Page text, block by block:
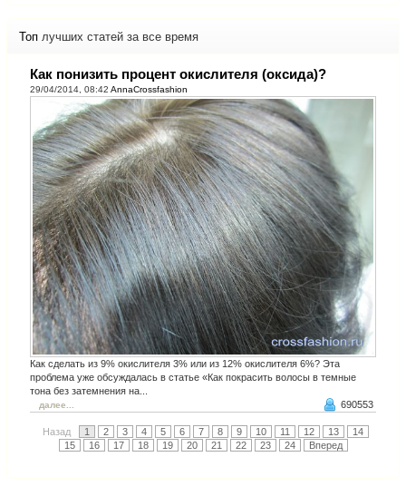
Топ лучших статей за все время
Как понизить процент окислителя (оксида)?
29/04/2014, 08:42 AnnaCrossfashion
Как сделать из 9% окислителя 3% или из 12% окислителя 6%? Эта
проблема уже обсуждалась в статье «Как покрасить волосы в темные
тона без затемнения на...
далее... 690553
Назад 1 2 3 4 5 6 7 8 9 10 11 12 13
14
15
16 17 18 19 20 21 22 23 24 Вперед